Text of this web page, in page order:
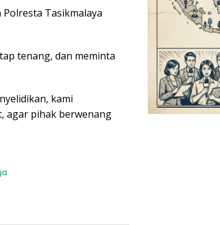
Tasikmalaya
tenang, dan meminta
kami
agar pihak berwenang